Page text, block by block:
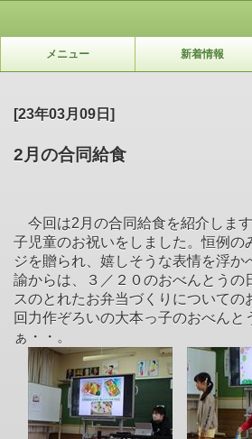
メニュー 新着情報
[23年03月09日]
2月の合同給食
今回は2月の合同給食を紹介しま
子児童のお祝いをしました。恒例の
ジを贈られ、嬉しそうな表情を浮か
諭からは、３／２０のおべんとうの
スのとれたお弁当づくりについての
回力作ぞろいの大本っ子のおべん
ぁ・・。